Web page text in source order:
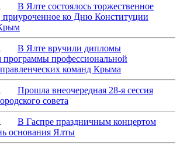
В Ялте состоялось торжественное
приуроченное ко Дню Конституции
В Ялте вручили дипломы
профессиональной
команд Крыма
Прошла внеочередная 28-я сессия
совета
В Гаспре праздничным концертом
основания Ялты